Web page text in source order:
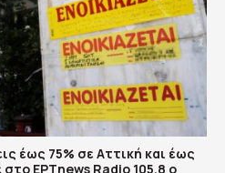
έως 75% σε Αττική και έως
στο ΕΡΤnews Radio 105,8 ο